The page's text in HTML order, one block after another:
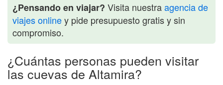
¿Pensando en viajar? Visita nuestraagencia de
viajes onliney pide presupuesto gratis y sin
compromiso.
¿Cuántas personas pueden visitar
las cuevas de Altamira?